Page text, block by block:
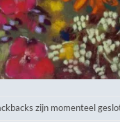
zijn momenteel